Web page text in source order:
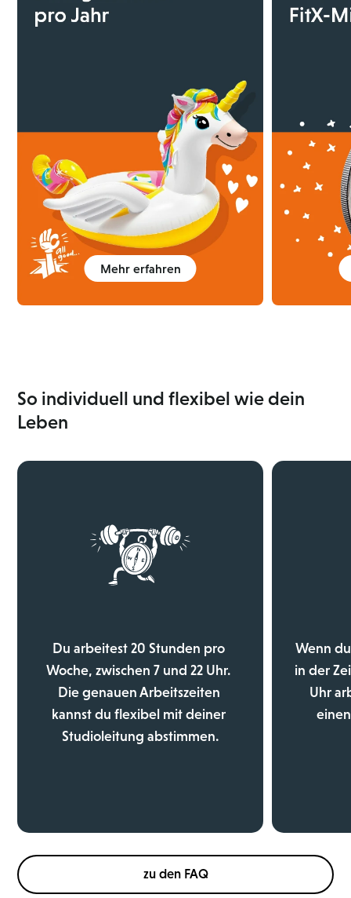
Mehr erfahren
So individuell und flexibel wie dein
Leben
Du arbeitest 20 Stunden pro
Woche, zwischen 7 und 22 Uhr.
Die genauen Arbeitszeiten
kannst du flexibel mit deiner
Studioleitung abstimmen.
Wenn
in der
Uhr
zu den FAQ